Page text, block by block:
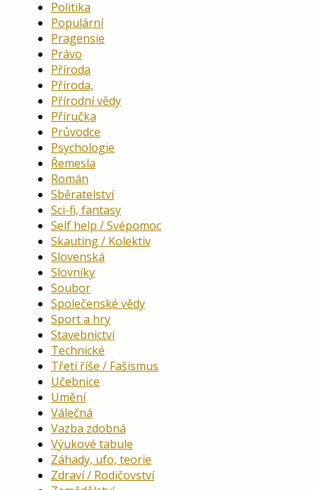
Politika
Populární
Pragensie
Právo
Příroda
Příroda,
Přírodní vědy
Příručka
Průvodce
Psychologie
Řemesla
Román
Sběratelství
Sci-fi, fantasy
Self help / Svépomoc
Skauting / Kolektiv
Slovenská
Slovníky
Soubor
Společenské vědy
Sport a hry
Stavebnictví
Technické
Třetí říše / Fašismus
Učebnice
Umění
Válečná
Vazba zdobná
Výukové tabule
Záhady, ufo, teorie
Zdraví / Rodičovství